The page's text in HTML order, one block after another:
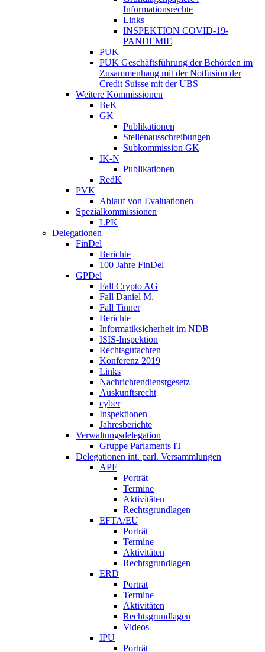
Informationsrechte
Links
INSPEKTION COVID-19-
PANDEMIE
PUK
PUK Geschäftsführung der Behörden im
Zusammenhang mit der Notfusion der
Credit Suisse mit der UBS
Weitere Kommissionen
BeK
GK
Publikationen
Stellenausschreibungen
Subkommission GK
IK-N
Publikationen
RedK
PVK
Ablauf von Evaluationen
Spezialkommissionen
LPK
Delegationen
FinDel
Berichte
100 Jahre FinDel
GPDel
Fall Crypto AG
Fall Daniel M.
Fall Tinner
Berichte
Informatiksicherheit ­im NDB
ISIS-Inspektion
Rechtsgutachten
Konferenz 2019
Links
Nachrichtendienstgesetz
Auskunftsrecht
cyber
Inspektionen
Jahresberichte
Verwaltungsdelegation
Gruppe Parlaments IT
Delegationen int. parl. Versammlungen
APF
Porträt
Termine
Aktivitäten
Rechtsgrundlagen
EFTA/EU
Porträt
Termine
Aktivitäten
Rechtsgrundlagen
ERD
Porträt
Termine
Aktivitäten
Rechtsgrundlagen
Videos
IPU
Porträt